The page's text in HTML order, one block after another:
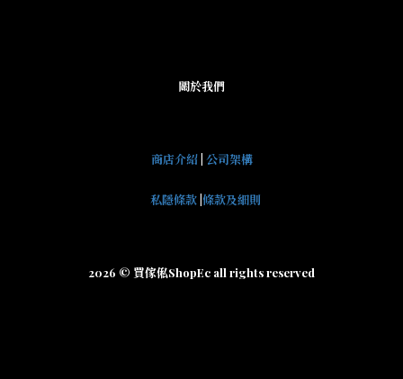
關於我們
商店介紹| 公司架構
私隱條款 條款及細則
2026 © 買傢俬ShopEc all rights reserved